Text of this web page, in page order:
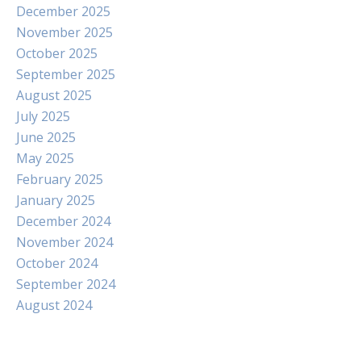
December 2025
November 2025
October 2025
September 2025
August 2025
July 2025
June 2025
May 2025
February 2025
January 2025
December 2024
November 2024
October 2024
September 2024
August 2024